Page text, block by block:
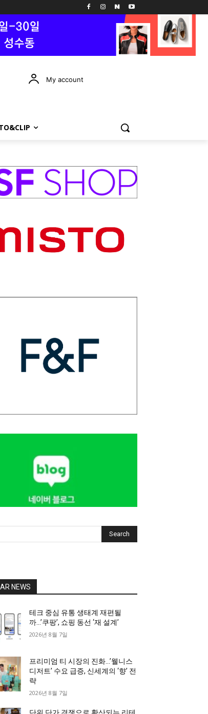
My account
Search
NEWS
테크 중심 유통 생태계 재편될
까…’쿠팡’, 쇼핑 동선 ‘재 설계’
2026년 8월 7일
프리미엄 티 시장의 진화…’웰니스
디저트’ 수요 급증, 신세계의 ‘향’ 전
략
2026년 8월 7일
단위 단가 경쟁으로 확산되는 리테